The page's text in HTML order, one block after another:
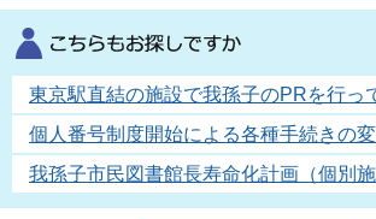
東京駅直結の施設で我孫子のPRを行っ
個人番号制度開始による各種手続きの
我孫子市民図書館長寿命化計画（個別施